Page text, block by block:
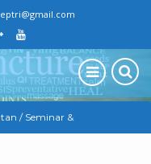
/ Seminar &